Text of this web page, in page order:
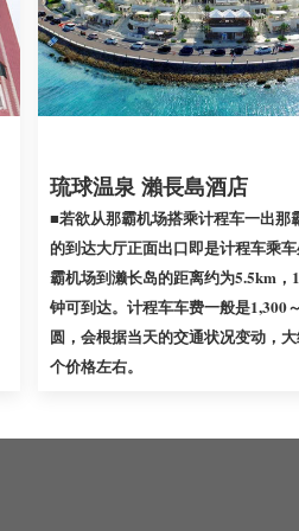
琉球温泉 瀨長島酒店
■若欲从那霸机场搭乘计程车一出那
的到达大厅正面出口即是计程车乘
霸机场到濑长岛的距离约为5.5km，
钟可到达。计程车车费一般是1,300
圆，会根据当天的交通状况变动，
个价格左右。